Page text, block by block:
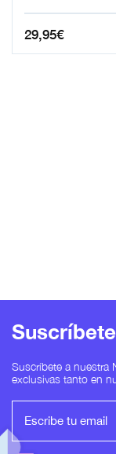
29,95€
Suscríbete
Suscríbete a nuestra
exclusivas tanto en